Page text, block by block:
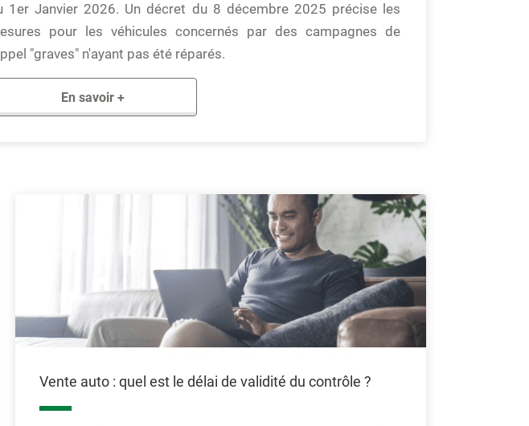
1er Janvier 2026. Un décret du 8 décembre 2025 précise les
pour les véhicules concernés par des campagnes de
"graves" n'ayant pas été réparés.
En savoir +
Vente auto : quel est le délai de validité du contrôle ?